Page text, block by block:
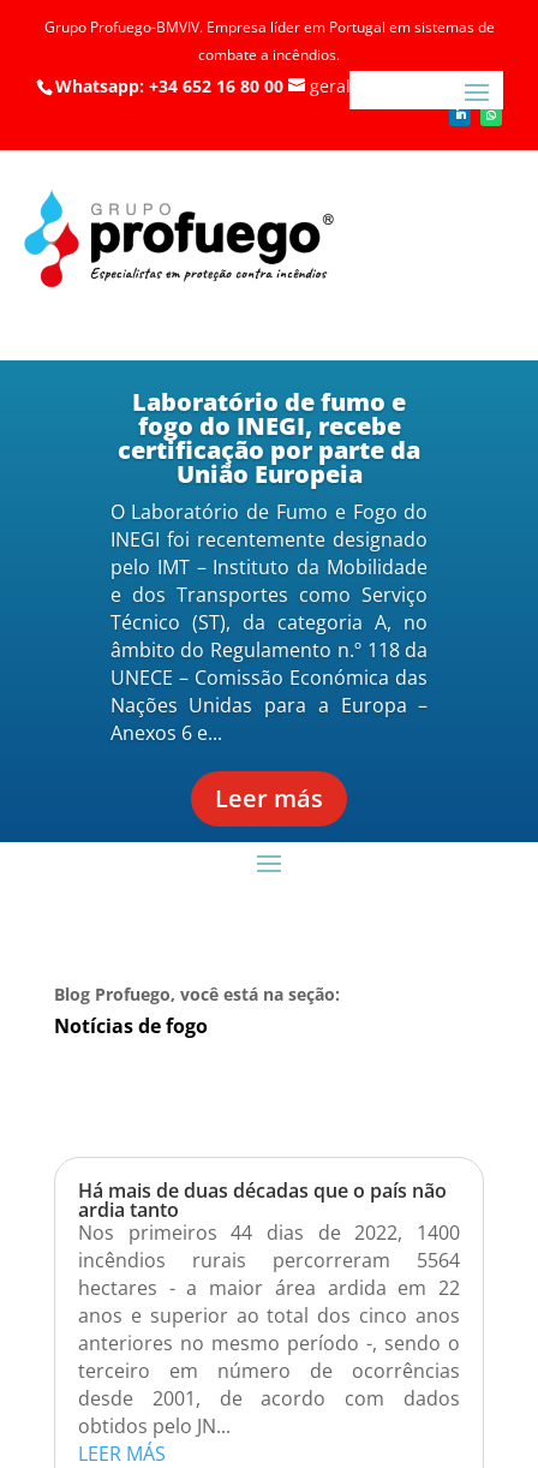
Grupo Profuego-BMVIV. Empresa líder em Portugal em sistemas de
combate a incêndios.
Whatsapp: +34 652 16 80 00 geral@profuego.pt
Laboratório de fumo e
fogo do INEGI, recebe
certificação por parte da
União Europeia
O Laboratório de Fumo e Fogo do
INEGI foi recentemente designado
pelo IMT – Instituto da Mobilidade
e dos Transportes como Serviço
Técnico (ST), da categoria A, no
âmbito do Regulamento n.º 118 da
UNECE – Comissão Económica das
Nações Unidas para a Europa –
Anexos 6 e...
Leer más
Blog Profuego, você está na seção:
Notícias de fogo
Há mais de duas décadas que o país não
ardia tanto
Nos primeiros 44 dias de 2022, 1400
incêndios rurais percorreram 5564
hectares - a maior área ardida em 22
anos e superior ao total dos cinco anos
anteriores no mesmo período -, sendo o
terceiro em número de ocorrências
desde 2001, de acordo com dados
obtidos pelo JN...
LEER MÁS